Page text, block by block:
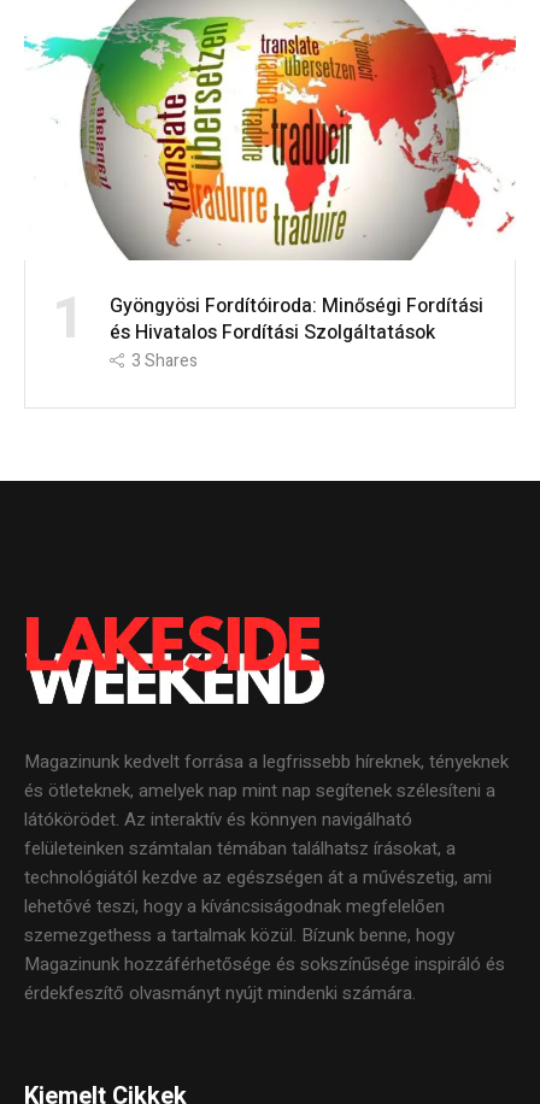
1
Gyöngyösi Fordítóiroda: Minőségi Fordítási
és Hivatalos Fordítási Szolgáltatások
3Shares
Magazinunk kedvelt forrása a legfrissebb híreknek, tényeknek
és ötleteknek, amelyek nap mint nap segítenek szélesíteni a
látókörödet. Az interaktív és könnyen navigálható
felületeinken számtalan témában találhatsz írásokat, a
technológiától kezdve az egészségen át a művészetig, ami
lehetővé teszi, hogy a kíváncsiságodnak megfelelően
szemezgethess a tartalmak közül. Bízunk benne, hogy
Magazinunk hozzáférhetősége és sokszínűsége inspiráló és
érdekfeszítő olvasmányt nyújt mindenki számára.
Kiemelt Cikkek